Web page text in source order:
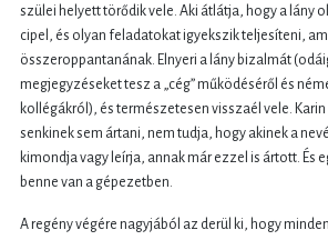
szülei helyett törődik vele. Aki átlátja, hogy a lány
cipel, és olyan feladatokat igyekszik teljesíteni,
összeroppantanának. Elnyeri a lány bizalmát
megjegyzéseket tesz a „cég” működéséről és
kollégákról), és természetesen visszaél vele.
senkinek sem ártani, nem tudja, hogy akinek a
kimondja vagy leírja, annak már ezzel is ártott. És
benne van a gépezetben.
A regény végére nagyjából az derül ki, hogy